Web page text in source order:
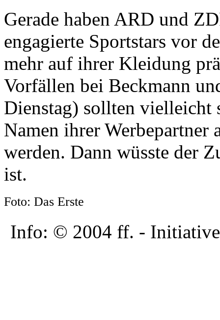
Gerade haben ARD und
engagierte Sportstars vor
mehr auf ihrer Kleidung
Vorfällen bei Beckmann
Dienstag) sollten vielleicht
Namen ihrer Werbepartner
werden. Dann wüsste der
ist.
Foto: Das Erste
Info: © 2004 ff. -